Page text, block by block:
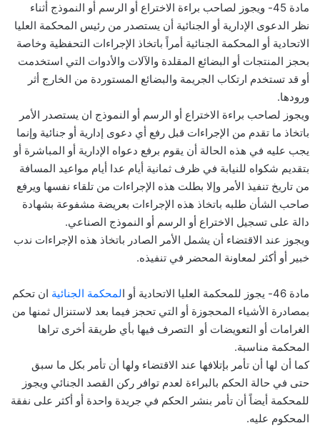
مادة 45- ويجوز لصاحب براءة الاختراع أو الرسم أو النموذج أثناء
نظر الدعوى الإدارية أو الجنائية أن يستصدر من رئيس المحكمة العليا
الاتحادية أو المحكمة الجنائية أمراً باتخاذ الإجراءات التحفظية وخاصة
بحجز المنتجات أو البضائع المقلدة والآلات والأدوات التي استخدمت
أو قد تستخدم ارتكاب الجريمة والبضائع المستوردة من الخارج أثر
ورودها.
ويجوز لصاحب براءة الاختراع أو الرسم أو النموذج ان يستصدر الأمر
باتخاذ ما تقدم من الإجراءات قبل رفع أي دعوى إدارية أو جنائية وإنما
يجب عليه في هذه الحالة أن يقوم برفع دعواه الإدارية أو المباشرة أو
بتقديم شكواه للنيابة في ظرف ثمانية أيام عدا أيام مواعيد المسافة
من تاريخ تنفيذ الأمر وإلا بطلت هذه الإجراءات من تلقاء نفسها ويرفع
صاحب الشأن طلبه باتخاذ هذه الإجراءات بعريضة مشفوعة بشهادة
دالة على تسجيل الاختراع أو الرسم أو النموذج الصناعي.
ويجوز عند الاقتضاء أن يشمل الأمر الصادر باتخاذ هذه الإجراءات ندب
خبير أو أكثر لمعاونة المحضر في تنفيذه.
مادة 46- يجوز للمحكمة العليا الاتحادية أو ا لمحكمة الجنائية ان تحكم
بمصادرة الأشياء المحجوزة أو التي تحجز فيما بعد لاستنزال ثمنها من
الغرامات أو التعويضات أو التصرف فيها بأي طريقة أخرى تراها
المحكمة مناسبة.
كما أن لها أن تأمر بإتلافها عند الاقتضاء ولها أن تأمر بكل ما سبق
حتى في حالة الحكم بالبراءة لعدم توافر ركن القصد الجنائي ويجوز
للمحكمة أيضاً أن تأمر بنشر الحكم في جريدة واحدة أو أكثر على نفقة
المحكوم عليه.